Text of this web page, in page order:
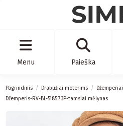
Menu Paieška
Pagrindinis Drabužiai moterims Džemperiai
Džemperis-RV-BL-5185.73P-tamsiai mėlynas